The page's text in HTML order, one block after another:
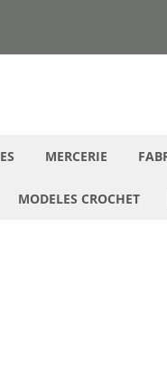
MERCERIE
MODELES CROCHET